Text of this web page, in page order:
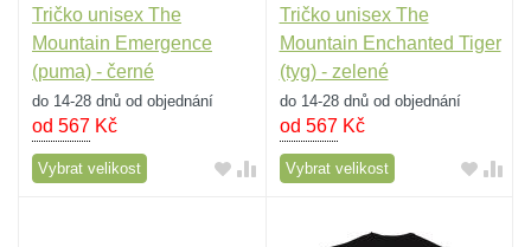
Tričko unisex The
Mountain Emergence
(puma) - černé
do 14-28 dnů od objednání
od 567 Kč
Vybrat velikost
Tričko unisex The
Mountain Enchanted Tiger
(tyg) - zelené
do 14-28 dnů od objednání
od 567Kč
Vybrat velikost